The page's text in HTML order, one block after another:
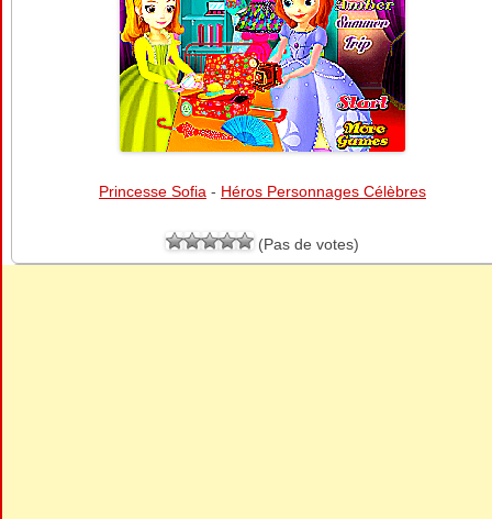
Princesse Sofia - Héros Personnages Célèbres
(Pas de votes)